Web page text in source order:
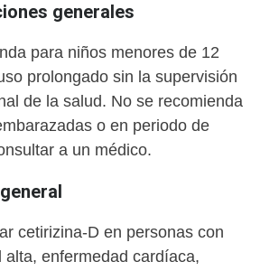
generales
para niños menores de 12
prolongado sin la supervisión
de la salud. No se recomienda
o en periodo de
a un médico.
cetirizina-D en personas con
alta, enfermedad cardíaca,